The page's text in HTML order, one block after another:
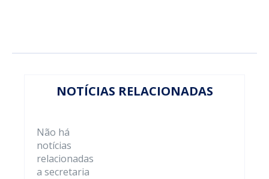
NOTÍCIAS RELACIONADAS
Não há
notícias
relacionadas
a secretaria